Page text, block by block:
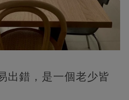
出錯，是一個老少皆